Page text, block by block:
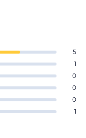
5
1
0
0
0
1